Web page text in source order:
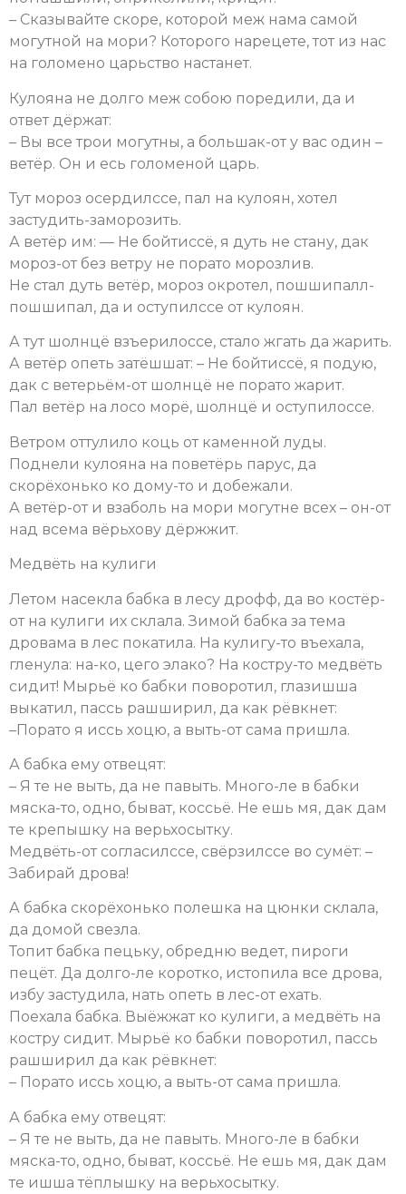
– Сказывайте скоре, которой меж нама самой
могутной на мори? Которого нарецете, тот из нас
на голомено царьство настанет.
Кулояна не долго меж собою поредили, да и
ответ дёржат:
– Вы все трои могутны, а большак-от у вас один –
ветёр. Он и есь голоменой царь.
Тут мороз осердилссе, пал на кулоян, хотел
застудить-заморозить.
А ветёр им: — Не бойтиссё, я дуть не стану, дак
мороз-от без ветру не порато морозлив.
Не стал дуть ветёр, мороз окротел, пошшипалл-
пошшипал, да и оступилссе от кулоян.
А тут шолнцё взъерилоссе, стало жгать да жарить.
А ветёр опеть затёшшат: – Не бойтиссё, я подую,
дак с ветерьём-от шолнцё не порато жарит.
Пал ветёр на лосо морё, шолнцё и оступилоссе.
Ветром оттулило коць от каменной луды.
Поднели кулояна на поветёрь парус, да
скорёхонько ко дому-то и добежали.
А ветёр-от и взаболь на мори могутне всех – он-от
над всема вёрьхову дёржжит.
Медвёть на кулиги
Летом насекла бабка в лесу дрофф, да во костёр-
от на кулиги их склала. Зимой бабка за тема
дровама в лес покатила. На кулигу-то въехала,
гленула: на-ко, цего элако? На костру-то медвёть
сидит! Мырьё ко бабки поворотил, глазишша
выкатил, пассь рашширил, да как рёвкнет:
–Порато я иссь хоцю, а выть-от сама пришла.
А бабка ему отвецят:
– Я те не выть, да не павыть. Много-ле в бабки
мяска-то, одно, быват, коссьё. Не ешь мя, дак дам
те крепышку на верьхосытку.
Медвёть-от согласилссе, свёрзилссе во сумёт: –
Забирай дрова!
А бабка скорёхонько полешка на цюнки склала,
да домой свезла.
Топит бабка пецьку, обредню ведет, пироги
пецёт. Да долго-ле коротко, истопила все дрова,
избу застудила, нать опеть в лес-от ехать.
Поехала бабка. Выёжжат ко кулиги, а медвёть на
костру сидит. Мырьё ко бабки поворотил, пассь
рашширил да как рёвкнет:
– Порато иссь хоцю, а выть-от сама пришла.
А бабка ему отвецят:
– Я те не выть, да не павыть. Много-ле в бабки
мяска-то, одно, быват, коссьё. Не ешь мя, дак дам
те ишша тёплышку на верьхосытку.